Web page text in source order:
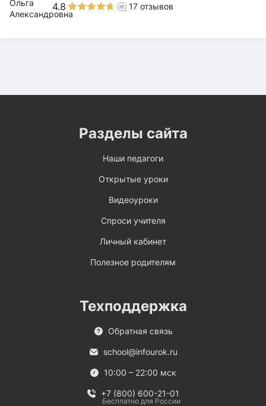
4.8 17 отзывов
Разделы сайта
Наши педагоги
Открытые уроки
Видеоуроки
Спроси учителя
Личный кабинет
Полезное родителям
Техподдержка
Обратная связь
school@infourok.ru
10:00 – 22:00 мск
+7 (800) 600-21-01
Бесплатно для России